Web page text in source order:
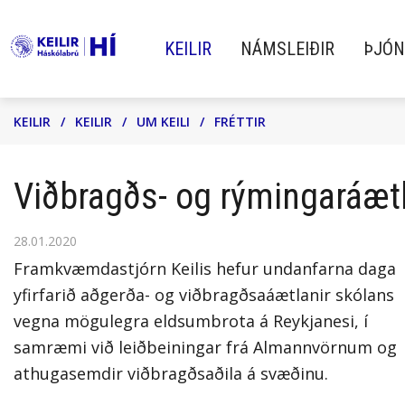
KEILIR
KEILIR
Keilir Háskólabrú Háskóla Íslands
hefur það markmið að bjóða upp á
undirbúningsnám á
framhaldsskólastigi fyrir fullorðna
námsmenn sem vilja opna dyr að
NÁMSLEIÐIR
NÁMSLEIÐIR
Skólar Keilis bjóða upp á fjölbreytt
tækifæri til menntunar sem taka mið
af þörfum og kröfum nútíma
nemenda.
ÞJÓNUSTA
Við hjá Keili leggjum ríka áherslu á að
veita nemendum okkar
framúrskarandi og persónulega
þjónustu.
Leita
KEILIR / KEILIR / UM KEILI / FRÉTTIR
Viðbragðs- og
28.01.2020
Framkvæmdastjórn Keilis hefur undanfarna daga
yfirfarið aðgerða- og viðbragðsaáætlanir skólans
vegna mögulegra eldsumbrota á Reykjanesi, í
samræmi við leiðbeiningar frá Almannvörnum og
athugasemdir viðbragðsaðila á svæðinu.